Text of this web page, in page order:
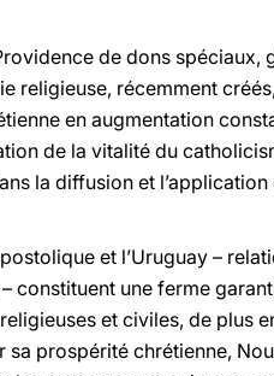
de dons
religieuse, récemment
en augmentation
de la vitalité du
la diffusion et
et l’Uruguay –
constituent une ferme
et civiles, de plus
prospérité chrétienne,